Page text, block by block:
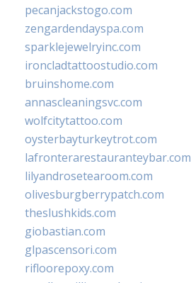
pecanjackstogo.com
zengardendayspa.com
sparklejewelryinc.com
ironcladtattoostudio.com
bruinshome.com
annascleaningsvc.com
wolfcitytattoo.com
oysterbayturkeytrot.com
lafronterarestauranteybar.com
lilyandrosetearoom.com
olivesburgberrypatch.com
theslushkids.com
giobastian.com
glpascensori.com
rifloorepoxy.com